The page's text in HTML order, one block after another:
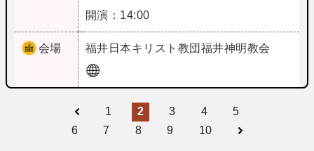
開演：14:00
会場 福井 日本キリスト教団福井神明教会
1 2 3 4
5
6
7 8 9 10